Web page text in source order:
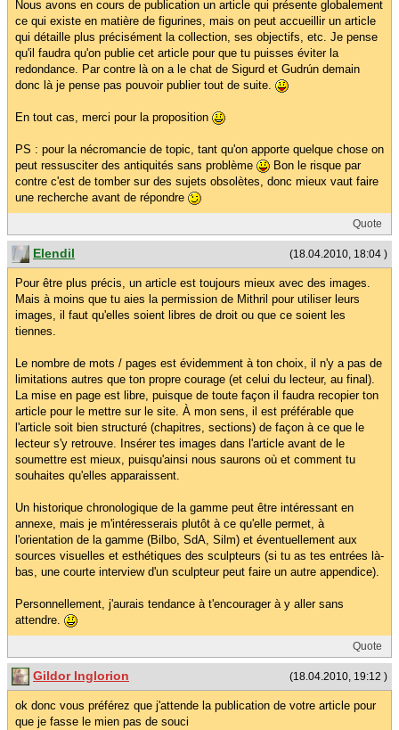
Nous avons en cours de publication un article qui présente globalement
ce qui existe en matière de figurines, mais on peut accueillir un article
qui détaille plus précisément la collection, ses objectifs, etc. Je pense
qu'il faudra qu'on publie cet article pour que tu puisses éviter la
redondance. Par contre là on a le chat de Sigurd et Gudrún demain
donc là je pense pas pouvoir publier tout de suite.
En tout cas, merci pour la proposition
PS : pour la nécromancie de topic, tant qu'on apporte quelque chose on
peut ressusciter des antiquités sans problème
Bon le risque par
contre c'est de tomber sur des sujets obsolètes, donc mieux vaut faire
une recherche avant de répondre
Quote
(18.04.2010, 18:04 )
Elendil
Pour être plus précis, un article est toujours mieux avec des images.
Mais à moins que tu aies la permission de Mithril pour utiliser leurs
images, il faut qu'elles soient libres de droit ou que ce soient les
tiennes.
Le nombre de mots / pages est évidemment à ton choix, il n'y a pas de
limitations autres que ton propre courage (et celui du lecteur, au final).
La mise en page est libre, puisque de toute façon il faudra recopier ton
article pour le mettre sur le site. À mon sens, il est préférable que
l'article soit bien structuré (chapitres, sections) de façon à ce que le
lecteur s'y retrouve. Insérer tes images dans l'article avant de le
soumettre est mieux, puisqu'ainsi nous saurons où et comment tu
souhaites qu'elles apparaissent.
Un historique chronologique de la gamme peut être intéressant en
annexe, mais je m'intéresserais plutôt à ce qu'elle permet, à
l'orientation de la gamme (Bilbo, SdA, Silm) et éventuellement aux
sources visuelles et esthétiques des sculpteurs (si tu as tes entrées là-
bas, une courte interview d'un sculpteur peut faire un autre appendice).
Personnellement, j'aurais tendance à t'encourager à y aller sans
attendre.
Quote
(18.04.2010, 19:12 )
Gildor Inglorion
ok donc vous préférez que j'attende la publication de votre article pour
que je fasse le mien pas de souci